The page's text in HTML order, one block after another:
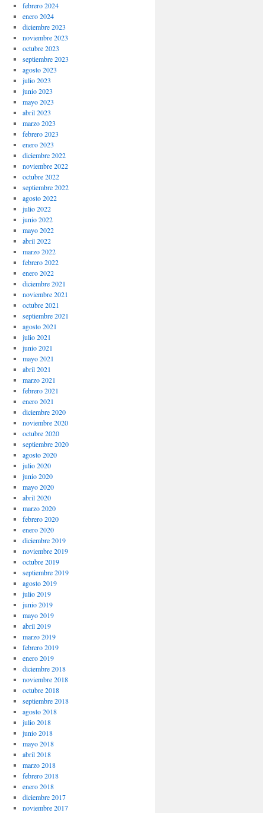
febrero 2024
enero 2024
diciembre 2023
noviembre 2023
octubre 2023
septiembre 2023
agosto 2023
julio 2023
junio 2023
mayo 2023
abril 2023
marzo 2023
febrero 2023
enero 2023
diciembre 2022
noviembre 2022
octubre 2022
septiembre 2022
agosto 2022
julio 2022
junio 2022
mayo 2022
abril 2022
marzo 2022
febrero 2022
enero 2022
diciembre 2021
noviembre 2021
octubre 2021
septiembre 2021
agosto 2021
julio 2021
junio 2021
mayo 2021
abril 2021
marzo 2021
febrero 2021
enero 2021
diciembre 2020
noviembre 2020
octubre 2020
septiembre 2020
agosto 2020
julio 2020
junio 2020
mayo 2020
abril 2020
marzo 2020
febrero 2020
enero 2020
diciembre 2019
noviembre 2019
octubre 2019
septiembre 2019
agosto 2019
julio 2019
junio 2019
mayo 2019
abril 2019
marzo 2019
febrero 2019
enero 2019
diciembre 2018
noviembre 2018
octubre 2018
septiembre 2018
agosto 2018
julio 2018
junio 2018
mayo 2018
abril 2018
marzo 2018
febrero 2018
enero 2018
diciembre 2017
noviembre 2017